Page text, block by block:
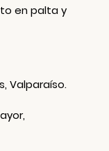
en palta y
Valparaíso.